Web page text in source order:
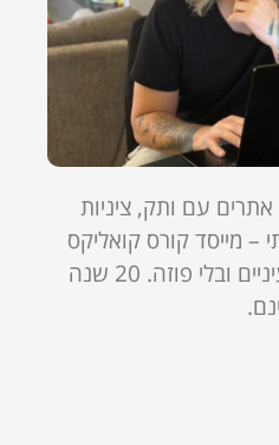
עם ותק, ציניות
– מייסד קורס קואליקס
שמלמד SEO בגובה העיניים ובלי פוזה. 20 שנה